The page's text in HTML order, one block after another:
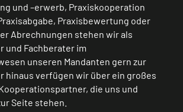
und –erwerb, Praxiskooperation
Praxisbewertung oder
Abrechnungen stehen wir als
und Fachberater im
unseren Mandanten gern zur
hinaus verfügen wir über ein großes
die uns und
Seite stehen.